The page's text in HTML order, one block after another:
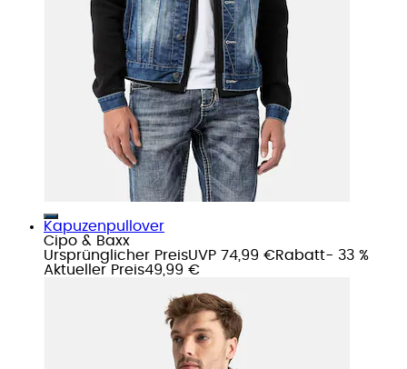
Kapuzenpullover
Cipo & Baxx
Ursprünglicher PreisUVP 74,99 €Rabatt- 33 %
Aktueller Preis49,99 €